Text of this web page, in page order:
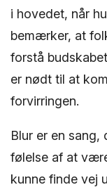
i hovedet, når
bemærker, at
forstå
er nødt til at
forvirringen.
Blur er en
følelse af at
kunne finde vej